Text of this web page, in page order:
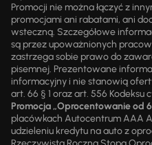
Promocji nie można łączyć z
promocjami ani rabatami, ani
wsteczną. Szczegółowe
są przez upoważnionych
zastrzega sobie prawo do
pisemnej. Prezentowane
informacyjny i nie stanowią
art. 66 § 1 oraz art. 556 Kodeksu
Promocja „Oprocentowanie od
placówkach Autocentrum AAA
udzieleniu kredytu na auto z